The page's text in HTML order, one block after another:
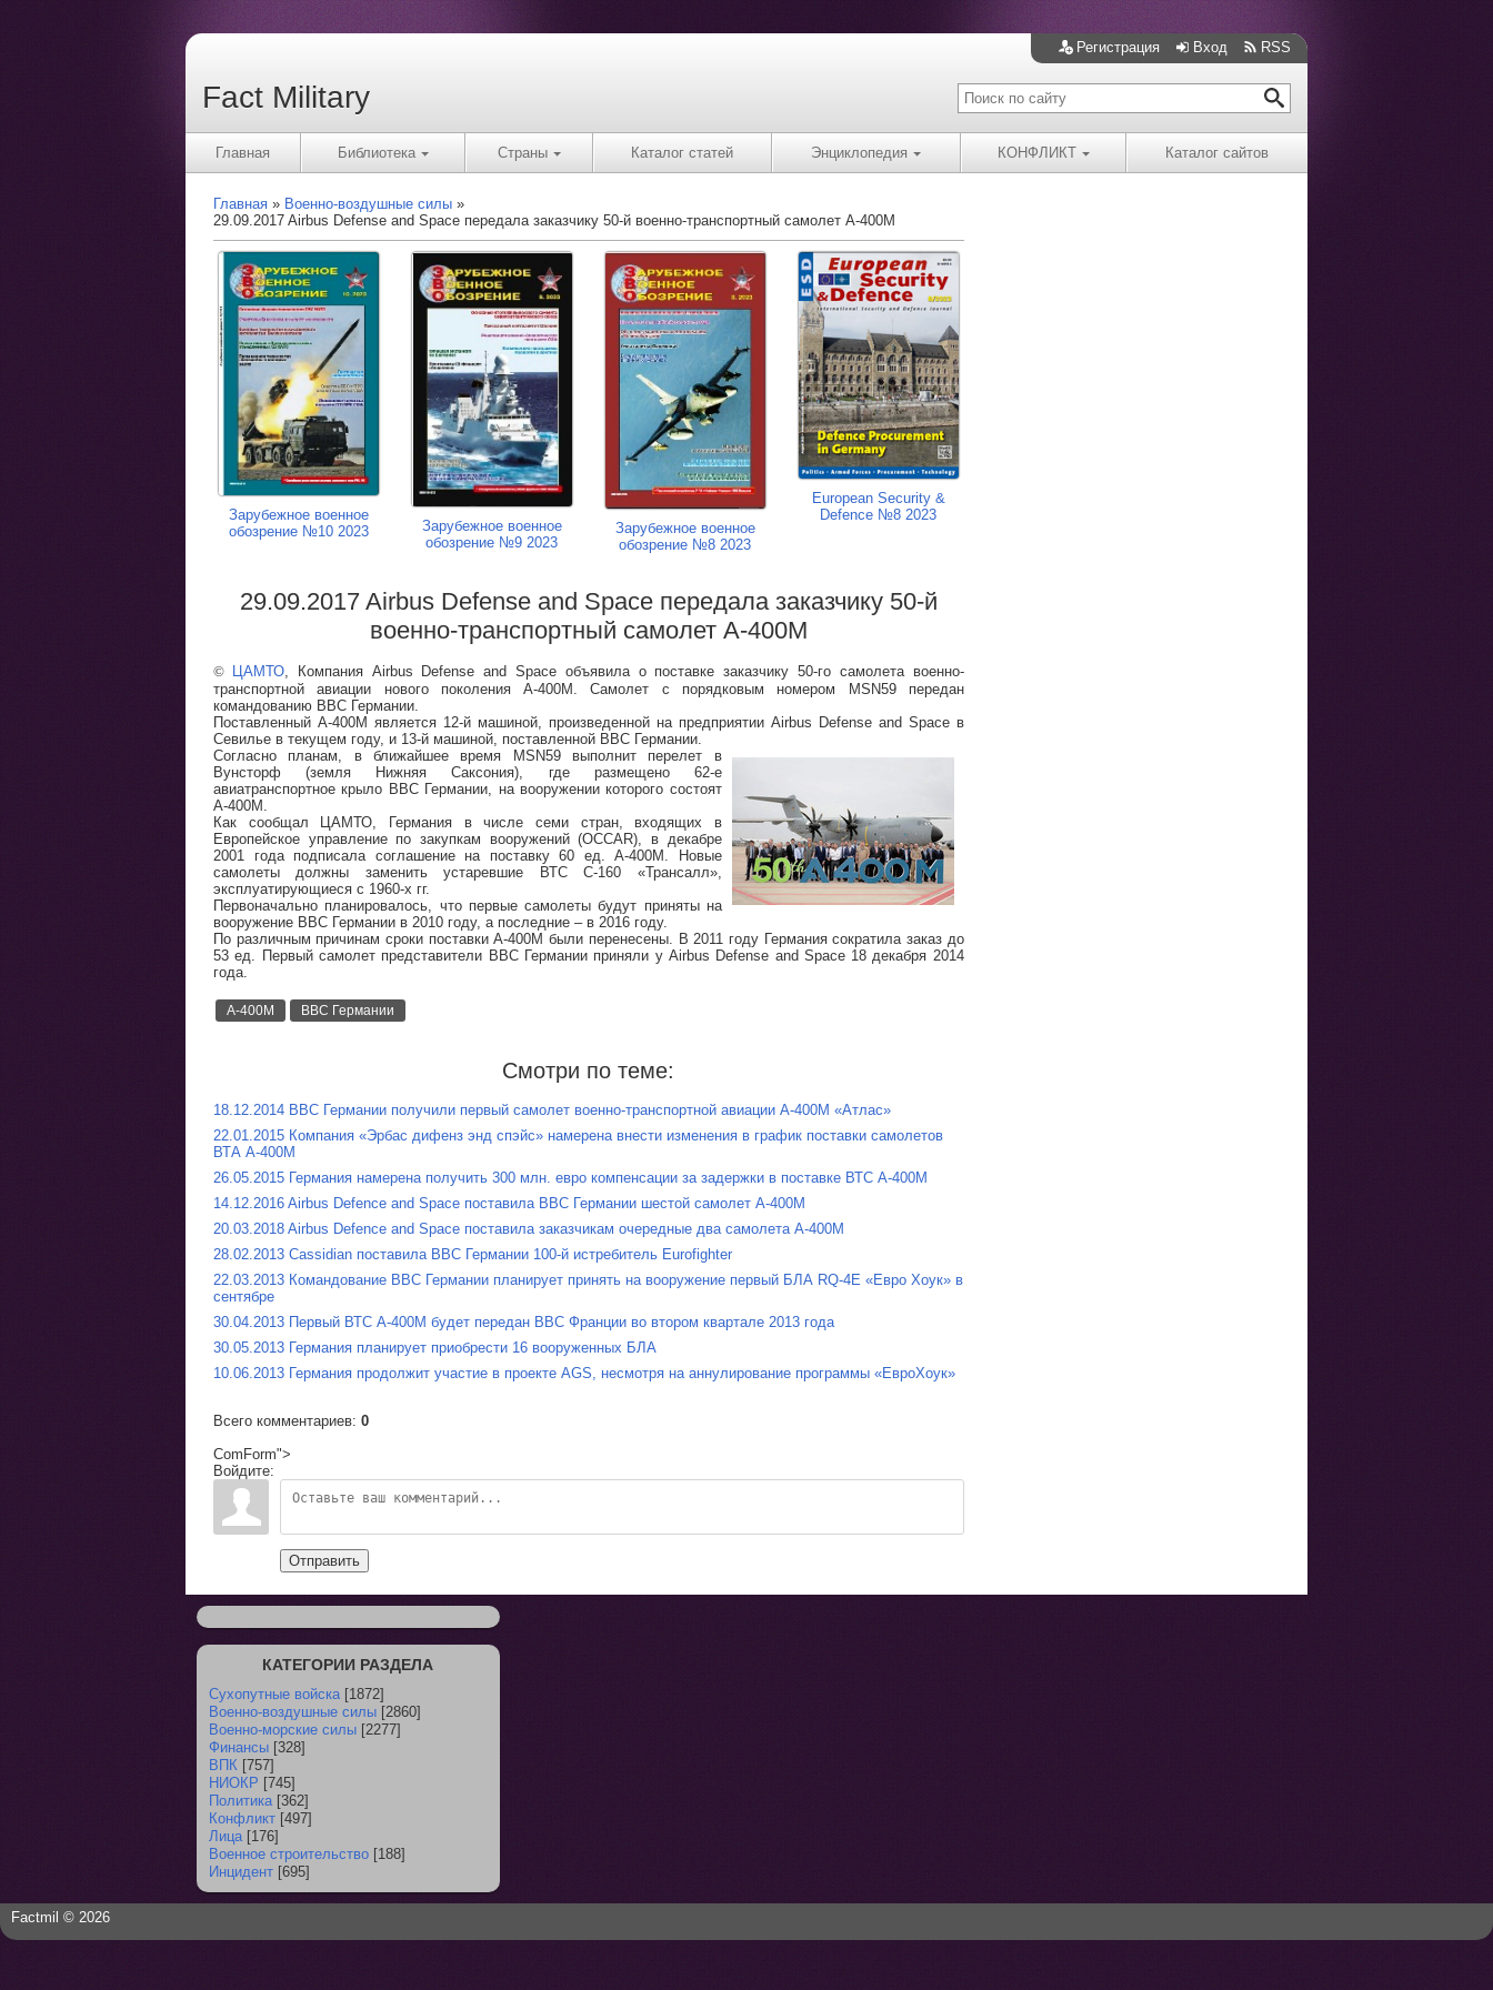
Регистрация Вход RSS
Fact Military
Главная Библиотека Страны Каталог статей Энциклопедия КОНФЛИКТ Каталог сайтов
Главная
Военно-воздушные силы
29.09.2017 Airbus Defense and Space передала заказчику 50-й военно-транспортный самолет A-400M
Зарубежное военное
обозрение №10 2023
Зарубежное военное
обозрение №9 2023
Зарубежное военное
обозрение №8 2023
European Security &
Defence №8 2023
29.09.2017 Airbus Defense and Space передала заказчику 50-й
военно-транспортный самолет A-400M
© ЦАМТО, Компания Airbus Defense and Space объявила о поставке заказчику 50-го самолета военно-
транспортной авиации нового поколения A-400M. Самолет с порядковым номером MSN59 передан
командованию ВВС Германии.
Поставленный A-400M является 12-й машиной, произведенной на предприятии Airbus Defense and Space в
Севилье в текущем году, и 13-й машиной, поставленной ВВС Германии.
Согласно планам, в ближайшее время MSN59 выполнит перелет в
Вунсторф (земля Нижняя Саксония), где размещено 62-е
авиатранспортное крыло ВВС Германии, на вооружении которого состоят
A-400M.
Как сообщал ЦАМТО, Германия в числе семи стран, входящих в
Европейское управление по закупкам вооружений (OCCAR), в декабре
2001 года подписала соглашение на поставку 60 ед. A-400M. Новые
самолеты должны заменить устаревшие ВТС C-160 «Трансалл»,
эксплуатирующиеся с 1960-х гг.
Первоначально планировалось, что первые самолеты будут приняты на
вооружение ВВС Германии в 2010 году, а последние – в 2016 году.
По различным причинам сроки поставки A-400M были перенесены. В 2011 году Германия сократила заказ до
53 ед. Первый самолет представители ВВС Германии приняли у Airbus Defense and Space 18 декабря 2014
года.
A-400M ВВС Германии
Смотри по теме:
18.12.2014 ВВС Германии получили первый самолет военно-транспортной авиации A-400M «Атлас»
22.01.2015 Компания «Эрбас дифенз энд спэйс» намерена внести изменения в график поставки самолетов
ВТА A-400M
26.05.2015 Германия намерена получить 300 млн. евро компенсации за задержки в поставке ВТС A-400M
14.12.2016 Airbus Defence and Space поставила ВВС Германии шестой самолет A-400M
20.03.2018 Airbus Defence and Space поставила заказчикам очередные два самолета A-400M
28.02.2013 Cassidian поставила ВВС Германии 100-й истребитель Eurofighter
22.03.2013 Командование ВВС Германии планирует принять на вооружение первый БЛА RQ-4E «Евро Хоук» в
сентябре
30.04.2013 Первый ВТС A-400M будет передан ВВС Франции во втором квартале 2013 года
30.05.2013 Германия планирует приобрести 16 вооруженных БЛА
10.06.2013 Германия продолжит участие в проекте AGS, несмотря на аннулирование программы «ЕвроХоук»
Всего комментариев: 0
ComForm">
Войдите:
Отправить
КАТЕГОРИИ РАЗДЕЛА
Сухопутные войска [1872]
Военно-воздушные силы [2860]
Военно-морские силы [2277]
Финансы [328]
ВПК [757]
НИОКР [745]
Политика [362]
Конфликт [497]
Лица [176]
Военное строительство [188]
Инцидент [695]
Factmil © 2026